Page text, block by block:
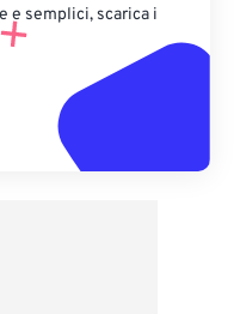
e semplici, scarica i